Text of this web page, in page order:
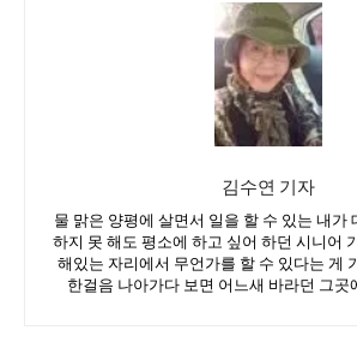
김수연 기자
물 맑은 양평에 살면서 일을 할 수 있는 내가
하지 못 해도 평소에 하고 싶어 하던 시니어
해있는 자리에서 무언가를 할 수 있다는 게
한걸음 나아가다 보면 어느새 바라던 그곳